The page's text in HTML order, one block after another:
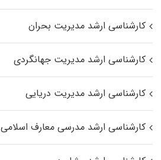
کارشناسی ارشد مدیریت بحران
کارشناسی ارشد مدیریت جهانگردی
کارشناسی ارشد مدیریت دریایی
کارشناسی ارشد مدرسی معارف اسلامی